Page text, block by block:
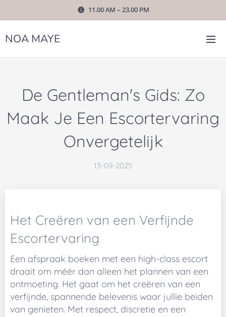
11.00 AM – 23.00 PM
NOA MAYE
De Gentleman's Gids: Zo
Maak Je Een Escortervaring
Onvergetelijk
13-09-2025
Het Creëren van een Verfijnde
Escortervaring
Een afspraak boeken met een high-class escort
draait om méér dan alleen het plannen van een
ontmoeting. Het gaat om het creëren van een
verfijnde, spannende belevenis waar jullie beiden
van genieten. Met respect, discretie en een